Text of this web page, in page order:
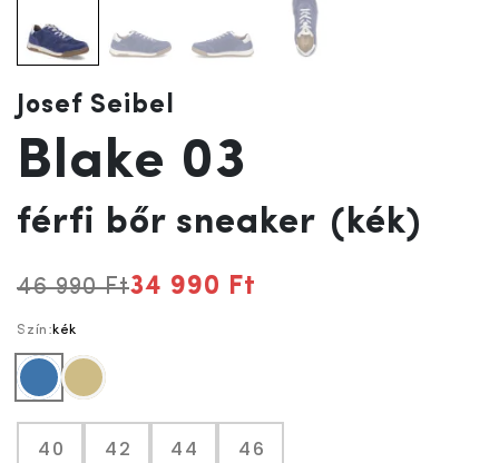
Josef Seibel
Blake 03
férfi bőr sneaker (kék)
46 990 Ft34 990 Ft
Szín: kék
kék drapp
40 42 44 46